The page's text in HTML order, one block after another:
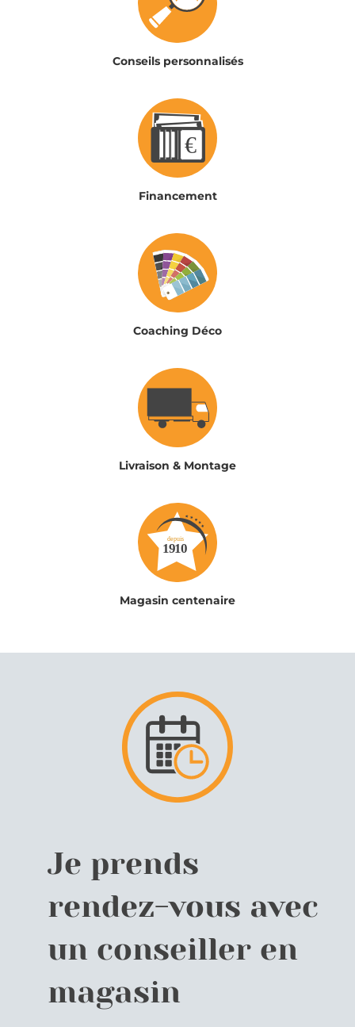
Conseils personnalisés
Financement
Coaching Déco
Livraison & Montage
Magasin centenaire
Je prends
rendez-vous avec
un conseiller en
magasin